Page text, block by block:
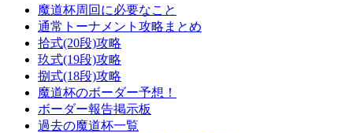
魔道杯周回に必要なこと
通常トーナメント攻略まとめ
拾式(20段)攻略
玖式(19段)攻略
捌式(18段)攻略
魔道杯のボーダー予想！
ボーダー報告掲示板
過去の魔道杯一覧